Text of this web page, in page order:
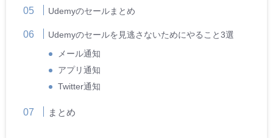
Udemyのセールまとめ
Udemyのセールを見逃さないためにやること3選
メール通知
アプリ通知
Twitter通知
まとめ